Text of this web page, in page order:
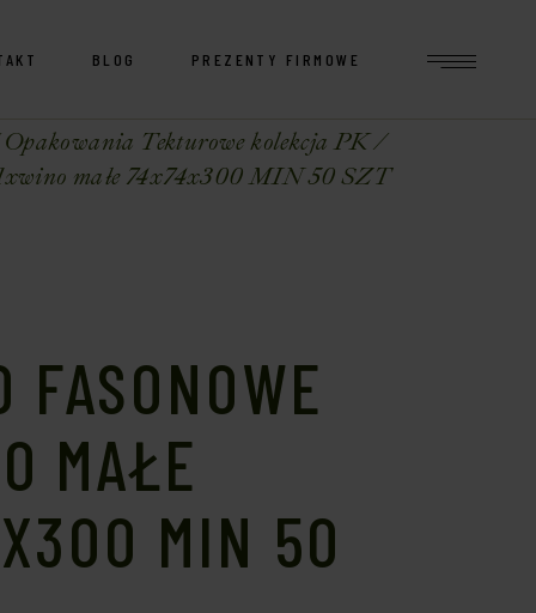
BLOG PREZENTY FIRMOWE
Opakowania Tekturowe kolekcja PK
małe 74x74x300 MIN 50 SZT
FASONOWE
MAŁE
MIN 50